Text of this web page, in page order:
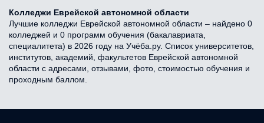
Колледжи Еврейской автономной области
Лучшие колледжи Еврейской автономной области – найдено 0
колледжей и 0 программ обучения (бакалавриата,
специалитета) в 2026 году на Учёба.ру. Список университетов,
институтов, академий, факультетов Еврейской автономной
области с адресами, отзывами, фото, стоимостью обучения и
проходным баллом.